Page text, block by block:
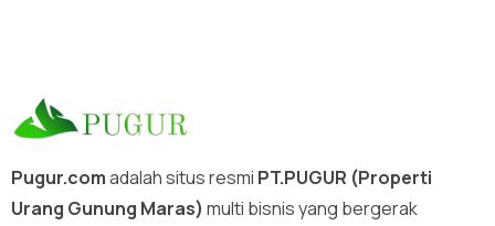
Pugur.comadalah situs resmi PT.PUGUR (Properti
Urang Gunung Maras) multi bisnis yang bergerak